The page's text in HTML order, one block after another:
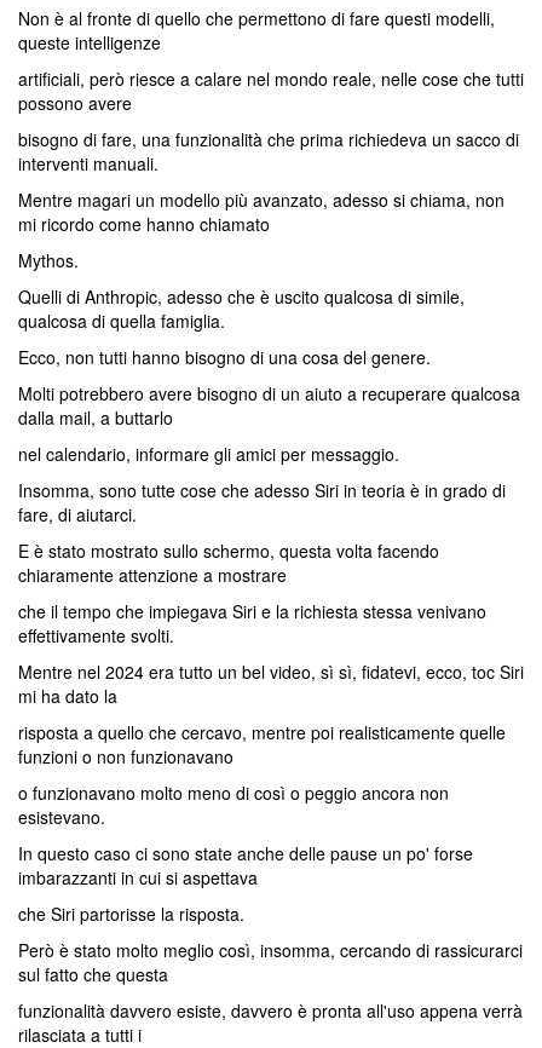
Non è al fronte di quello che permettono di fare questi modelli,
queste intelligenze
artificiali, però riesce a calare nel mondo reale, nelle cose che tutti
possono avere
bisogno di fare, una funzionalità che prima richiedeva un sacco di
interventi manuali.
Mentre magari un modello più avanzato, adesso si chiama, non
mi ricordo come hanno chiamato
Mythos.
Quelli di Anthropic, adesso che è uscito qualcosa di simile,
qualcosa di quella famiglia.
Ecco, non tutti hanno bisogno di una cosa del genere.
Molti potrebbero avere bisogno di un aiuto a recuperare qualcosa
dalla mail, a buttarlo
nel calendario, informare gli amici per messaggio.
Insomma, sono tutte cose che adesso Siri in teoria è in grado di
fare, di aiutarci.
E è stato mostrato sullo schermo, questa volta facendo
chiaramente attenzione a mostrare
che il tempo che impiegava Siri e la richiesta stessa venivano
effettivamente svolti.
Mentre nel 2024 era tutto un bel video, sì sì, fidatevi, ecco, toc Siri
mi ha dato la
risposta a quello che cercavo, mentre poi realisticamente quelle
funzioni o non funzionavano
o funzionavano molto meno di così o peggio ancora non
esistevano.
In questo caso ci sono state anche delle pause un po' forse
imbarazzanti in cui si aspettava
che Siri partorisse la risposta.
Però è stato molto meglio così, insomma, cercando di rassicurarci
sul fatto che questa
funzionalità davvero esiste, davvero è pronta all'uso appena verrà
rilasciata a tutti i